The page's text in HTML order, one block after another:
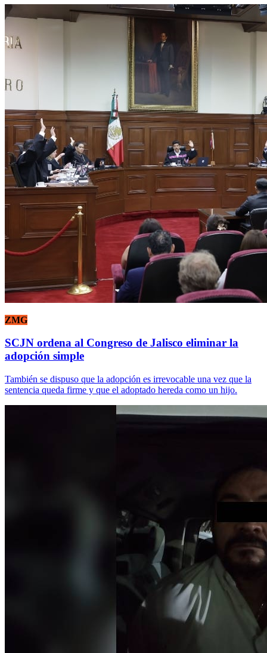
ZMG
SCJN ordena al Congreso de Jalisco eliminar la
adopción simple
También se dispuso que la adopción es irrevocable una vez que la
sentencia queda firme y que el adoptado hereda como un hijo.